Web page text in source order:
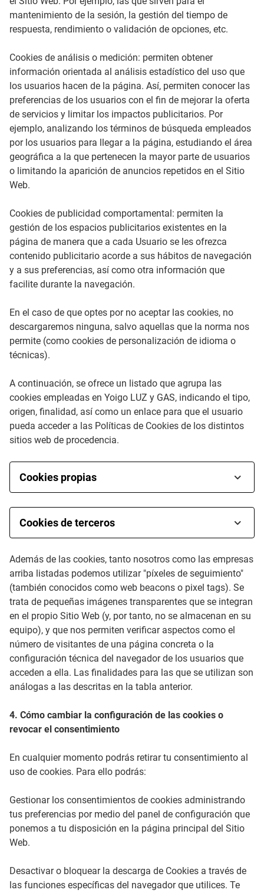
mantenimiento de la sesión, la gestión del tiempo de
respuesta, rendimiento o validación de opciones, etc.
Cookies de análisis o medición: permiten obtener
información orientada al análisis estadístico del uso que
los usuarios hacen de la página. Así, permiten conocer las
preferencias de los usuarios con el fin de mejorar la oferta
de servicios y limitar los impactos publicitarios. Por
ejemplo, analizando los términos de búsqueda empleados
por los usuarios para llegar a la página, estudiando el área
geográfica a la que pertenecen la mayor parte de usuarios
o limitando la aparición de anuncios repetidos en el Sitio
Web.
Cookies de publicidad comportamental: permiten la
gestión de los espacios publicitarios existentes en la
página de manera que a cada Usuario se les ofrezca
contenido publicitario acorde a sus hábitos de navegación
y a sus preferencias, así como otra información que
facilite durante la navegación.
En el caso de que optes por no aceptar las cookies, no
descargaremos ninguna, salvo aquellas que la norma nos
permite (como cookies de personalización de idioma o
técnicas).
A continuación, se ofrece un listado que agrupa las
cookies empleadas en Yoigo LUZ y GAS, indicando el tipo,
origen, finalidad, así como un enlace para que el usuario
pueda acceder a las Políticas de Cookies de los distintos
sitios web de procedencia.
Cookies propias
Origen: Xfera Móviles, S.A.U.
sesión y registrar la aceptación de la política de
cookies.
Duración: Permanente
Caducidad: Hasta 1 año
Transferencia fuera de la UE: No
Cookies de terceros
Una cookie es un fragmento pequeño de
datos (archivos de texto) que un sitio web,
cuando es visitado por un usuario, le
pregunta a su navegador para
almacenarse en su dispositivo y así
recordar información acerca de usted,
como por ejemplo la preferencia de idioma
o su información para iniciar sesión. Estas
cookies son establecidas por nosotros, y se
llaman cookies de primeras partes.
partes (que son cookies de un dominio
diferente al dominio del sitio web que está
anuncios y marketing. Específicamente,
usamos las cookies y otras tecnologías de
Cookies estrictamente necesarias
Además de las cookies, tanto nosotros como las empresas
arriba listadas podemos utilizar "píxeles de seguimiento"
(también conocidos como web beacons o pixel tags). Se
trata de pequeñas imágenes transparentes que se integran
en el propio Sitio Web (y, por tanto, no se almacenan en su
equipo), y que nos permiten verificar aspectos como el
número de visitantes de una página concreta o la
configuración técnica del navegador de los usuarios que
acceden a ella. Las finalidades para las que se utilizan son
análogas a las descritas en la tabla anterior.
4. Cómo cambiar la configuración de las cookies o
revocar el consentimiento
En cualquier momento podrás retirar tu consentimiento al
uso de cookies. Para ello podrás:
Gestionar los consentimientos de cookies administrando
tus preferencias por medio del panel de configuración que
ponemos a tu disposición en la página principal del Sitio
Web.
Desactivar o bloquear la descarga de Cookies a través de
las funciones específicas del navegador que utilices. Te